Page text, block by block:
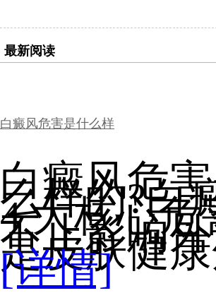
最新阅读
白癜风危害是什么样
白癜风危
么样的?白
4 大核心危
不止影响
是皮肤健
[详情]